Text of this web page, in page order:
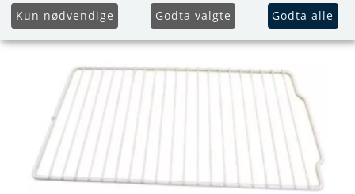
Kun nødvendige Godta valgte Godta alle